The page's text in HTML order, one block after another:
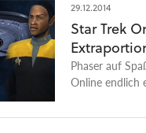
29.12.2014
Star Trek
Phaser auf
Online endlich
Aufwertung?